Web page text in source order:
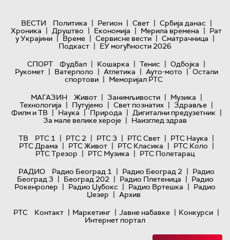
ВЕСТИ Политика | Регион | Свет | Србија данас |
Хроника | Друштво | Економија | Мерила времена | Рат
у Украјини | Време | Сервисне вести | Сматрачница |
Подкаст | ЕУ могућности 2026
СПОРТ
Фудбал | Кошарка | Тенис | Одбојка |
Рукомет | Ватерполо | Атлетика | Ауто-мото | Остали
спортови | Меморијал РТС
МАГАЗИН
Живот | Занимљивости | Музика |
Технологијa | Путујемо | Свет познатих | Здравље |
Филм и ТВ | Наука | Природа | Дигитални предузетник |
За мале велике хероје | Наизглед здрав
ТВ
РТС 1 | РТС 2 | РТС 3 | РТС Свет | РТС Наука |
РТС Драма | РТС Живот | РТС Класика | РТС Коло |
РТС Трезор | РТС Музика | РТС Полетарац
РАДИО
Радио Београд 1 | Радио Београд 2 | Радио
Београд 3 | Београд 202 | Радио Плетеница | Радио
Рокенролер | Радио Џубокс | Радио Вртешка | Радио
Џезер | Архив
РТС
Контакт | Маркетинг | Јавне набавке | Конкурси |
Интернет портал